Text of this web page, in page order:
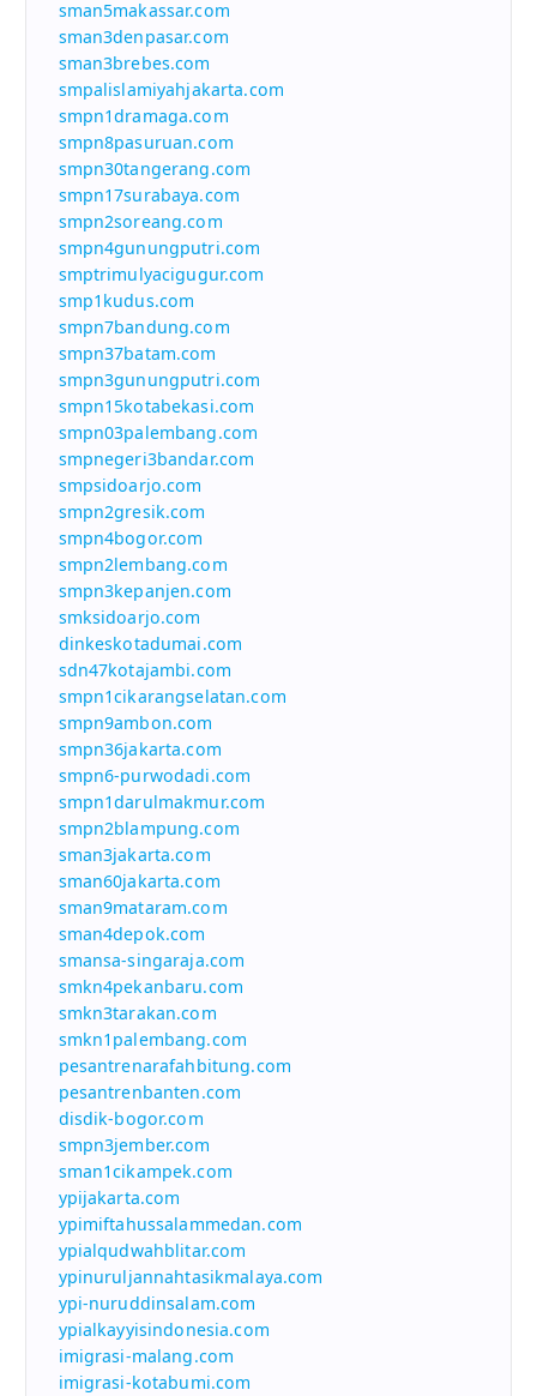
sman5makassar.com
sman3denpasar.com
sman3brebes.com
smpalislamiyahjakarta.com
smpn1dramaga.com
smpn8pasuruan.com
smpn30tangerang.com
smpn17surabaya.com
smpn2soreang.com
smpn4gunungputri.com
smptrimulyacigugur.com
smp1kudus.com
smpn7bandung.com
smpn37batam.com
smpn3gunungputri.com
smpn15kotabekasi.com
smpn03palembang.com
smpnegeri3bandar.com
smpsidoarjo.com
smpn2gresik.com
smpn4bogor.com
smpn2lembang.com
smpn3kepanjen.com
smksidoarjo.com
dinkeskotadumai.com
sdn47kotajambi.com
smpn1cikarangselatan.com
smpn9ambon.com
smpn36jakarta.com
smpn6-purwodadi.com
smpn1darulmakmur.com
smpn2blampung.com
sman3jakarta.com
sman60jakarta.com
sman9mataram.com
sman4depok.com
smansa-singaraja.com
smkn4pekanbaru.com
smkn3tarakan.com
smkn1palembang.com
pesantrenarafahbitung.com
pesantrenbanten.com
disdik-bogor.com
smpn3jember.com
sman1cikampek.com
ypijakarta.com
ypimiftahussalammedan.com
ypialqudwahblitar.com
ypinuruljannahtasikmalaya.com
ypi-nuruddinsalam.com
ypialkayyisindonesia.com
imigrasi-malang.com
imigrasi-kotabumi.com